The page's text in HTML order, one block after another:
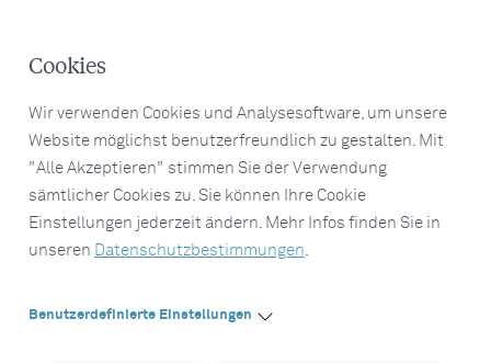
Cookies
Wir verwenden Cookies und Analysesoftware, um unsere
Website möglichst benutzerfreundlich zu gestalten. Mit
"Alle Akzeptieren" stimmen Sie der Verwendung
sämtlicher Cookies zu. Sie können Ihre Cookie
Einstellungen jederzeit ändern. Mehr Infos finden Sie in
unseren Datenschutzbestimmungen.
Benutzerdefinierte Einstellungen